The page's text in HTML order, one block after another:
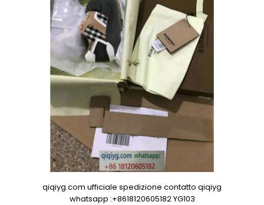
qiqiyg.com ufficiale spedizione contatto qiqiyg
whatsapp :+8618120605182 YG103